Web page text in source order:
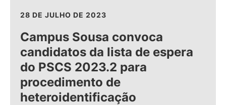
28 DE JULHO DE 2023
Campus Sousa convoca
candidatos da lista de espera
do PSCS 2023.2 para
procedimento de
heteroidentificação